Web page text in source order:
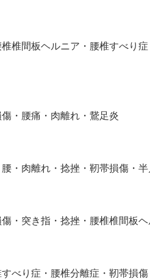
椎間板ヘルニア・腰椎すべり
・腰痛・肉離れ・鵞足炎
・肉離れ・捻挫・靭帯損傷・
・突き指・捻挫・腰椎椎間板
べり症・腰椎分離症・靭帯損